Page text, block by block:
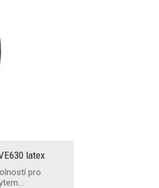
latex
pro